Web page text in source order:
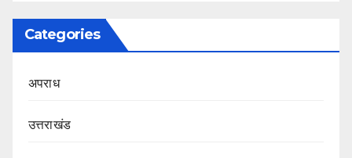
Categories
अपराध
उत्तराखंड